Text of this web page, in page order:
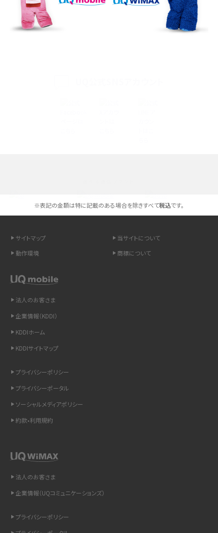
iPhone 16シリーズのモデルを比較！価格・サイズ・カメラ性能の違いを徹底解説
iPhone 16とiPhone 15の違いは？カメラ・スペック・機能を徹底比較
LINEの通知がこない時の原因と対処法9選！設定の確認手順も解説
非通知設定とは？184で電話をかける方法やiPhone・Androidの設定を解説
iCloudの使用容量を減らす9つの方法！使用状況の確認手順も紹介
リプライ機能とは？LINE、X（旧Twitter）、Instagram、TikTokで送る方法を解説
インスタのDMの送り方は？便利機能の使い方や注意点をわかりやすく解説
LINEで送信取り消しをする方法は？相手に知られるのか、削除との違いも紹介
詳しく解説
Wi-Fiを快適に使うための速度はどれくらい？用途別の目安・回線ごとの平均を
紹介
LINEの着信音や通知音の設定・変更方法を解説！鳴らない場合の対処法も紹介
※表記の金額は特に記載のある場合を除きすべて税込です。
サイトマップ
当サイトについて
動作環境
商標について
法人のお客さま
企業情報（KDDI）
KDDIホーム
KDDIサイトマップ
プライバシーポリシー
プライバシーポータル
ソーシャルメディアポリシー
約款•利用規約
法人のお客さま
企業情報（UQコミュニケーションズ）
プライバシーポリシー